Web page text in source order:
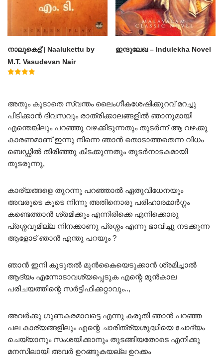
നാലുകെട്ട് | Naalukettu by
M.T. Vasudevan Nair
ഇന്ദുലേഖ – Indulekha Novel
അതും കൂടാതെ സ്വന്തം ലൈംഗീകശേഷിക്കുറവ് മറച്ചു
പിടിക്കാൻ ദിവസവും രാത്രിക്കാലങ്ങളിൽ ഞാനുമായി
എന്തെങ്കിലും പറഞ്ഞു വഴക്കിടുന്നതും തുടർന്ന് ആ വഴക്കു
കാരണമാണ് ഇന്നു നിന്നെ ഞാൻ തൊടാത്തതെന്ന വിധം
ബെഡ്ഡിൽ തിരിഞ്ഞു കിടക്കുന്നതും തുടർനാടകമായി
തുടരുന്നു,
കാര്യങ്ങളെ തുറന്നു പറഞ്ഞാൽ ഏതുവിധേനയും
അവരുടെ കൂടെ നിന്നു അതിനൊരു പരിഹാരമാർഗ്ഗം
കണ്ടെത്താൻ ശ്രമിക്കും എന്നിരിക്കെ എനിക്കൊരു
പ്രശ്നവുമില്ല നിനക്കാണു പ്രശ്നം എന്നു ഭാവിച്ചു നടക്കുന്ന
ആളോട് ഞാൻ എന്തു പറയും ?
ഞാൻ ഇനി കൂടുതൽ മുൻകൈയെടുക്കാൻ ശ്രമിച്ചാൽ
ആദ്യം എന്നോടാവശ്യപ്പെടുക എന്റെ മുൻകാല
പരിചയത്തിന്റെ സർട്ടിഫിക്കറ്റാവും..,
അവർക്കു ഗുണകരമാവട്ടെ എന്നു കരുതി ഞാൻ പറഞ്ഞ
പല കാര്യങ്ങളിലും എന്റെ ചാരിത്ര്യശുദ്ധിയെ ചോദ്യം
ചെയ്യാനും സംശയിക്കാനും തുടങ്ങിയതോടെ എനിക്കു
മനസിലായി അവർ ഉറങ്ങുകയല്ല ഉറക്കം